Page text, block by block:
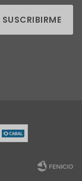
SUSCRIBIRME